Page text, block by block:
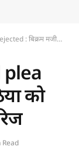
को झटका, जमानत अर्जी खारिज
को
Read